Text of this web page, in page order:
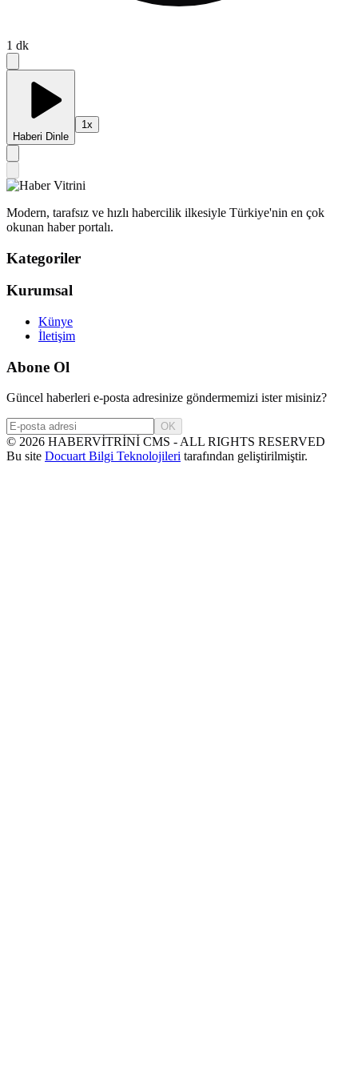
1 dk
Haberi Dinle
1 x
Modern, tarafsız ve hızlı habercilik ilkesiyle Türkiye'nin en çok
okunan haber portalı.
Kategoriler
Kurumsal
Künye
İletişim
Abone Ol
Güncel haberleri e-posta adresinize göndermemizi ister misiniz?
OK
© 2026 HABERVİTRİNİ CMS - ALL RIGHTS RESERVED
Bu site Docuart Bilgi Teknolojileri tarafından geliştirilmiştir.